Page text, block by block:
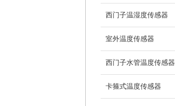
西门子温湿度传感器
室外温度传感器
西门子水管温度传感器
卡箍式温度传感器